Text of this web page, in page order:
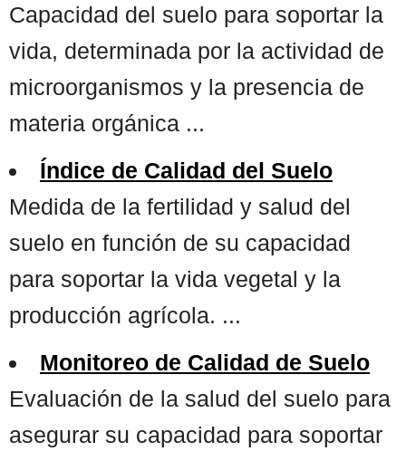
Capacidad del suelo para soportar la
vida, determinada por la actividad de
microorganismos y la presencia de
materia orgánica ...
Índice de Calidad del Suelo
Medida de la fertilidad y salud del
suelo en función de su capacidad
para soportar la vida vegetal y la
producción agrícola. ...
Monitoreo de Calidad de Suelo
Evaluación de la salud del suelo para
asegurar su capacidad para soportar